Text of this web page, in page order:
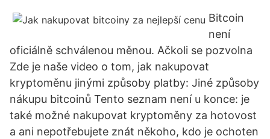
Bitcoin
není
oficiálně schválenou měnou. Ačkoli se pozvolna
Zde je naše video o tom, jak nakupovat
kryptoměnu jinými způsoby platby: Jiné způsoby
nákupu bitcoinů Tento seznam není u konce: je
také možné nakupovat kryptoměny za hotovost
a ani nepotřebujete znát někoho, kdo je ochoten